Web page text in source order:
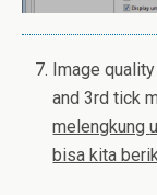
Image
and 3rd tick
melengkung
bisa kita